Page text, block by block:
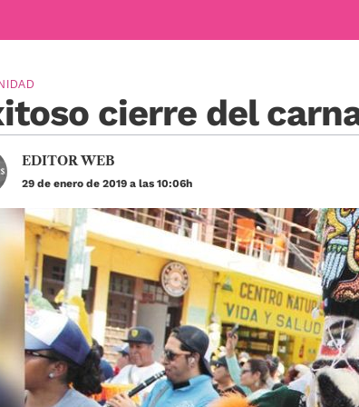
cierre del
EDITOR WEB
29 de enero de 2019 a las 10:06h